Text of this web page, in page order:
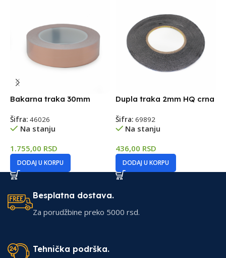
Bakarna traka 30mm
Šifra: 46026
Na stanju
1.755,00 RSD
DODAJ U KORPU
Dupla traka 2mm HQ crna
Šifra: 69892
Na stanju
436,00 RSD
DODAJ U KORPU
Besplatna dostava.
Za porudžbine preko 5000 rsd.
Tehnička podrška.